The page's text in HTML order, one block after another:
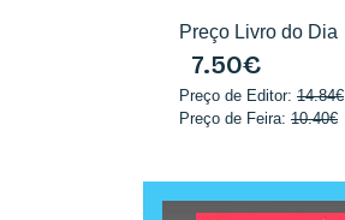
Preço Livro do Dia
7.50€
Preço de Editor: 14.84€
Preço de Feira: 10.40€